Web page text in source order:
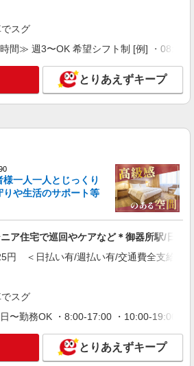
金/2380000040-024
員（ヘルパー）（介護助手）
256,650円 ＜給与補足＞夜勤5回分
円）含む。※夜勤1回あたり4,090円（深
＋夜勤手当）
詳細を見る
駅★未経験OKの人間関係に悩まない職
給1500円〜2125円 ＜日払い有/週払い有/交
支給(ガソリン代含む)＞
屋市昭和区
山/2380000010-003
員（ヘルパー）（介護助手）
給242,336円〜263,704円（経験・能力等に
スグ
間≫ 週3〜OK 希望シフト制 [例] ・
とりあえずキープ
一人一人とじっくり
や生活のサポート等
ア住宅で巡回やケアなど＊御器所駅/日払
円 ＜日払い有/週払い有/交通費全支給(ガ
スグ
〜勤務OK ・8:00-17:00 ・10:00-19:00
とりあえずキープ